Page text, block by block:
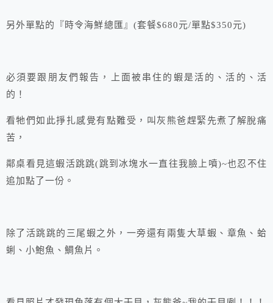
另外單點的『時令海鮮總匯』(套餐$680元/單點$350元)
必須要跟朋友們報告，上面被串住的蝦是活的、活的、活
的！
看牠們如此掙扎感覺有點難受，叫灰熊爸趕緊先煮了解脫痛
苦，
鄰桌看見這蝦活跳跳(跳到冰塊水一直往我臉上噴)~也忍不住
追加點了一份。
除了活跳跳的三尾蝦之外，一旁還有兩隻大草蝦、章魚、蛤
蜊、小鮑魚、鯛魚片。